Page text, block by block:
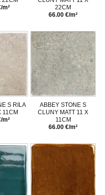
m²
22CM
66.00 €/m²
S RILA
11CM
m²
ABBEY STONE S
CLUNY MATT 11 X
11CM
66.00 €/m²